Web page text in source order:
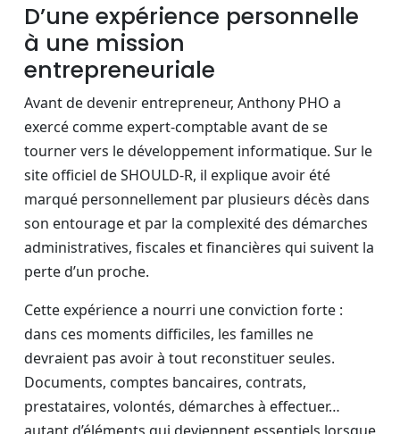
D’une expérience personnelle
à une mission
entrepreneuriale
Avant de devenir entrepreneur, Anthony PHO a
exercé comme expert-comptable avant de se
tourner vers le développement informatique. Sur le
site officiel de SHOULD-R, il explique avoir été
marqué personnellement par plusieurs décès dans
son entourage et par la complexité des démarches
administratives, fiscales et financières qui suivent la
perte d’un proche.
Cette expérience a nourri une conviction forte :
dans ces moments difficiles, les familles ne
devraient pas avoir à tout reconstituer seules.
Documents, comptes bancaires, contrats,
prestataires, volontés, démarches à effectuer…